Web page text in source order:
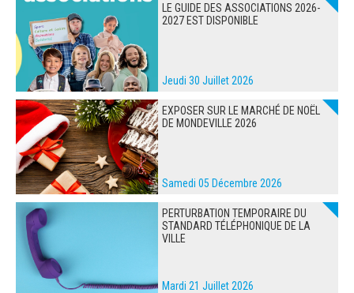
LE GUIDE DES ASSOCIATIONS 2026-
2027 EST DISPONIBLE
Jeudi 30 Juillet 2026
EXPOSER SUR LE MARCHÉ DE NOËL
DE MONDEVILLE 2026
Samedi 05 Décembre 2026
PERTURBATION TEMPORAIRE DU
STANDARD TÉLÉPHONIQUE DE LA
VILLE
Mardi 21 Juillet 2026